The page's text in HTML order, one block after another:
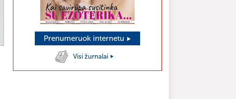
Prenumeruok internetu
Visi žurnalai